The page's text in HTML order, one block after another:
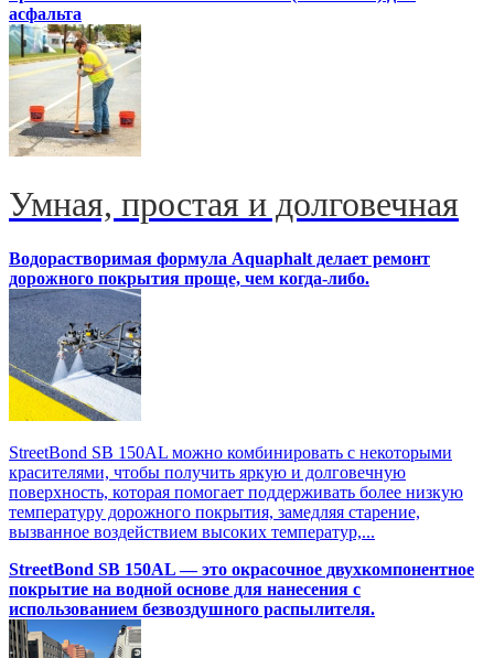
асфальта
Умная, простая и долговечная
Водорастворимая формула Aquaphalt делает ремонт
дорожного покрытия проще, чем когда-либо.
StreetBond SB 150AL можно комбинировать с некоторыми
красителями, чтобы получить яркую и долговечную
поверхность, которая помогает поддерживать более низкую
температуру дорожного покрытия, замедляя старение,
вызванное воздействием высоких температур,...
StreetBond SB 150AL — это окрасочное двухкомпонентное
покрытие на водной основе для нанесения с
использованием безвоздушного распылителя.